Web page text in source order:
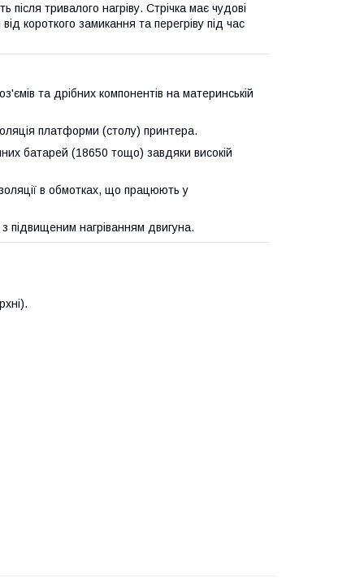
після тривалого нагріву. Стрічка має чудові
короткого замикання та перегріву під час
та дрібних компонентів на материнській
платформи (столу) принтера.
батарей (18650 тощо) завдяки високій
в обмотках, що працюють у
підвищеним нагріванням двигуна.